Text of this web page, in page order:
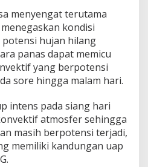
menyengat terutama
kondisi
hujan hilang
panas dapat memicu
yang berpotensi
sore hingga malam hari.
intens pada siang hari
atmosfer sehingga
masih berpotensi terjadi,
memiliki kandungan uap